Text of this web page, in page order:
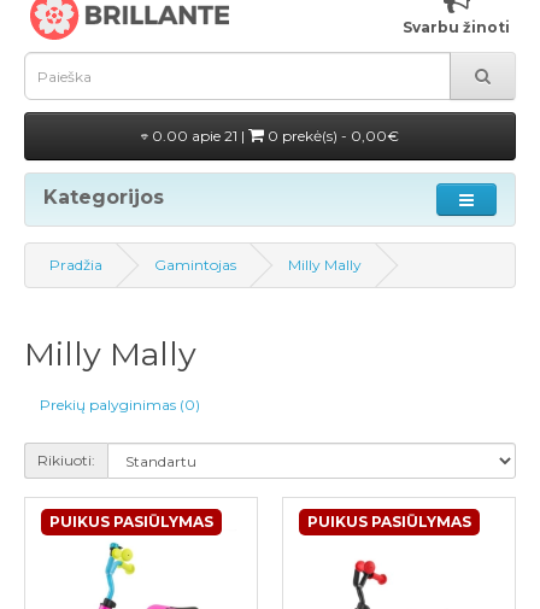
Svarbu žinoti
0.00 apie 21 | 0 prekė(s) - 0,00€
Kategorijos
Pradžia Gamintojas Milly Mally
Milly Mally
Prekių palyginimas (0)
Rikiuoti:
PUIKUS PASIŪLYMAS PUIKUS PASIŪLYMAS